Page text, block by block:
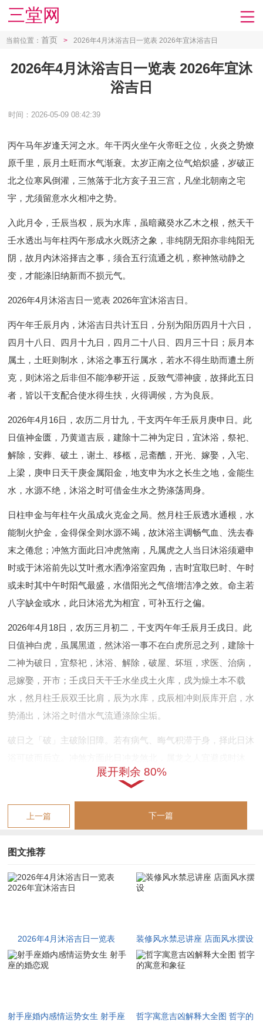
三堂网
当前位置： 首页 > 2026年4月沐浴吉日一览表 2026年宜沐浴吉日
2026年4月沐浴吉日一览表 2026年宜沐
浴吉日
时间：2026-05-09 08:42:39
丙午马年岁逢天河之水。年干丙火坐午火帝旺之位，火炎之势燎
原千里，辰月土旺而水气渐衰。太岁正南之位气焰炽盛，岁破正
北之位寒风倒灌，三煞落于北方亥子丑三宫，凡坐北朝南之宅
宇，尤须留意水火相冲之势。
入此月令，壬辰当权，辰为水库，虽暗藏癸水乙木之根，然天干
壬水透出与年柱丙午形成水火既济之象，非纯阴无阳亦非纯阳无
阴，故月内沐浴择吉之事，须合五行流通之机，察神煞动静之
变，才能涤旧纳新而不损元气。
2026年4月沐浴吉日一览表 2026年宜沐浴吉日 。
丙午年壬辰月内，沐浴吉日共计五日，分别为阳历四月十六日，
四月十八日、四月十九日，四月二十八日、四月三十日；辰月本
属土，土旺则制水，沐浴之事五行属水，若水不得生助而遭土所
克，则沐浴之后非但不能净秽开运，反致气滞神疲，故择此五日
者，皆以干支配合使水得生扶，火得调候，方为良辰。
2026年4月16日 ，农历二月廿九，干支丙午年壬辰月庚申日。此
日值神金匮，乃黄道吉辰，建除十二神为定日，宜沐浴，祭祀、
解除，安葬、破土，谢土、移柩，忌斋醮，开光、嫁娶，入宅、
上梁，庚申日天干庚金属阳金，地支申为水之长生之地，金能生
水，水源不绝，沐浴之时可借金生水之势涤荡周身。
日柱申金与年柱午火虽成火克金之局。然月柱壬辰透水通根，水
能制火护金，金得保全则水源不竭，故沐浴主调畅气血、洗去春
末之倦怠；冲煞方面此日冲虎煞南，凡属虎之人当日沐浴须避申
时或于沐浴前先以艾叶煮水洒净浴室四角，吉时宜取巳时、午时
或未时其中午时阳气最盛，水借阳光之气倍增洁净之效。命主若
八字缺金或水，此日沐浴尤为相宜，可补五行之偏。
2026年4月18日 ，农历三月初二，干支丙午年壬辰月壬戌日。此
日值神白虎，虽属黑道，然沐浴一事不在白虎所忌之列，建除十
二神为破日，宜祭祀，沐浴、解除，破屋、坏垣，求医、治病，
忌嫁娶，开市；壬戌日天干壬水坐戌土火库，戌为燥土本不载
水，然月柱壬辰双壬比肩，辰为水库，戌辰相冲则辰库开启，水
势涌出，沐浴之时借水气流通涤除尘垢。
破日之「破」主破除旧障。若有病气、晦气积滞于身，择此日沐
浴，或于沐浴后以温水冲泡陈皮饮服，以土制土而安中焦，吉时
慢性疾病或久病不愈，此日沐浴配合药浴更佳，壬水坐库而冲
开，药力可随水气详细腠理。
2026年4月19日
日值神玉堂，乃黄道吉辰，建除十二神为危日；宜沐浴，塞穴、
畋猎，结网、取渔，扫舍，忌祈福，安葬，癸亥日天干癸水为雨
中如甘霖洗尘，润而不寒。
危日之「危」主居高而慎。沐浴时心境宜平静谦与，不可心浮气
时，午时、未时午时阳光透窗而入，水光相映，浴后肤润神清；
展开剩余 80%
上一篇 下一篇
图文推荐
2026年4月沐浴吉日一览表
2026年宜沐浴吉日
装修风水禁忌讲座 店面风水摆设
射手座婚内感情运势女生 射手座
哲字寓意吉凶解释大全图 哲字的